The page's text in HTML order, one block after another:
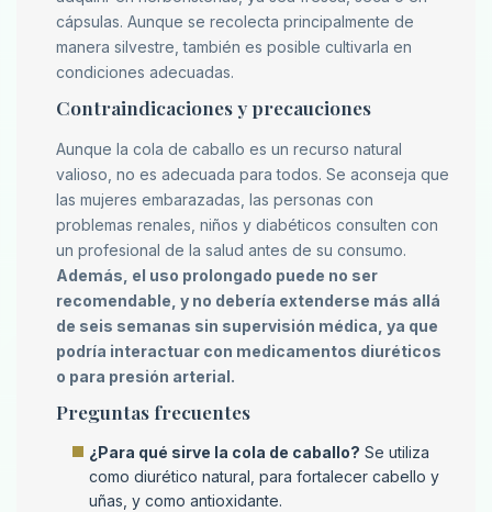
cápsulas. Aunque se recolecta principalmente de
manera silvestre, también es posible cultivarla en
condiciones adecuadas.
Contraindicaciones y precauciones
Aunque la cola de caballo es un recurso natural
valioso, no es adecuada para todos. Se aconseja que
las mujeres embarazadas, las personas con
problemas renales, niños y diabéticos consulten con
un profesional de la salud antes de su consumo.
Además, el uso prolongado puede no ser
recomendable, y no debería extenderse más allá
de seis semanas sin supervisión médica, ya que
podría interactuar con medicamentos diuréticos
o para presión arterial.
Preguntas frecuentes
¿Para qué sirve la cola de caballo? Se utiliza
como diurético natural, para fortalecer cabello y
uñas, y como antioxidante.